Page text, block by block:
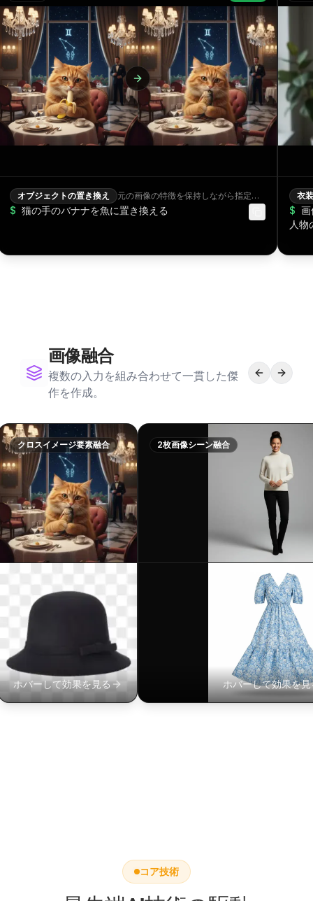
オブジェクトの置き換え 元の画像の特徴を保持しながら指定オブジェクトを置き換える
$ 猫の手のバナナを魚に置き換える
衣
$ 画
人物
画像融合
複数の入力を組み合わせて一貫した傑
作を作成。
クロスイメージ要素融合
ホバーして効果を見る
参照画像から要素を抽出してタ
ーゲットにシームレスに融合
2枚目の画像の帽子
を取り、1枚目の画像
の猫にかぶせ、屋外環
境に合わせて照明と影
2枚画像シーン融合
ホバーして効果を
コア技術